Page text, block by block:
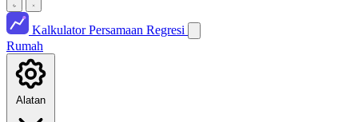
Kalkulator Persamaan Regresi
Rumah
Alatan